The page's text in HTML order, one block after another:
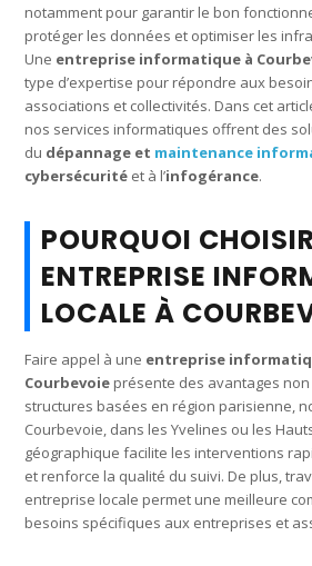
notamment pour garantir le bon
protéger les données et optimiser les
Une entreprise informatique à
type d’expertise pour répondre aux
associations et collectivités. Dans cet
nos services informatiques offrent des
du dépannage et maintenance
cybersécurité et à l’infogérance.
POURQUOI
ENTREPRISE
LOCALE À
Faire appel à une entreprise
Courbevoie présente des avantages
structures basées en région parisienne,
Courbevoie, dans les Yvelines ou les
géographique facilite les interventions
et renforce la qualité du suivi. De plus,
entreprise locale permet une meilleure
besoins spécifiques aux entreprises et